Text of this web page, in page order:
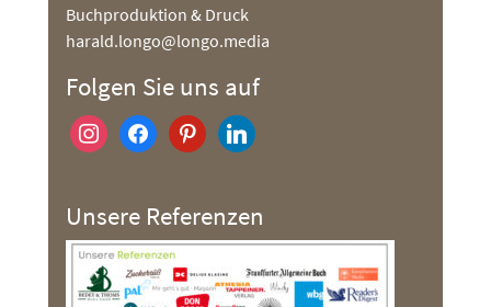
Buchproduktion & Druck
harald.longo@longo.media
Folgen Sie uns auf
instagramfacebookpinterestlinkedin
Unsere Referenzen